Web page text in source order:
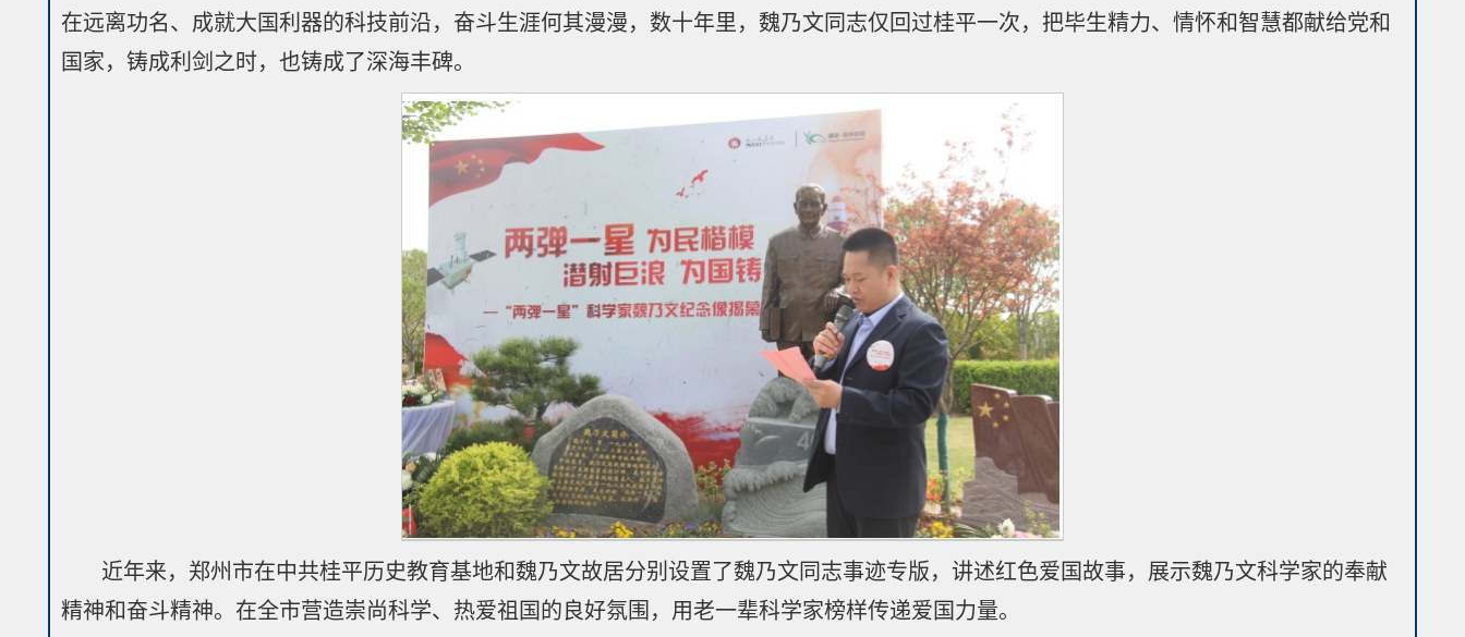
在远离功名、成就大国利器的科技前沿，奋斗生涯何其漫漫，数十年里，魏乃文同志仅回过桂平一次，把毕生精力、情怀和智慧都献给党和
国家，铸成利剑之时，也铸成了深海丰碑。
近年来，郑州市在中共桂平历史教育基地和魏乃文故居分别设置了魏乃文同志事迹专版，讲述红色爱国故事，展示魏乃文科学家的奉献
精神和奋斗精神。在全市营造崇尚科学、热爱祖国的良好氛围，用老一辈科学家榜样传递爱国力量。